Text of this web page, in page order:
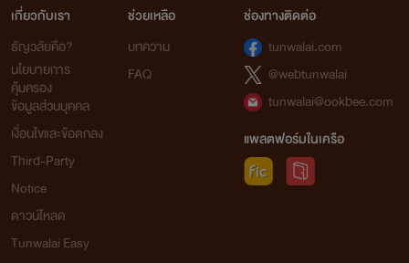
นิยายทุกเรื่องที่อยู่ในโปรเจกต์หอหมื่นอักษรเราเป็นนิยายที่เก๋อเก๋อพยายามพิถีพิถันคัดเลือก
ให้นายท่านได้รับความเพลิดเพลินอย่างถึงที่สุด
เก๋อเก๋อหวังเป็นอย่างยิ่งว่านิยายของเราจะเติมเต็มความปรารถนาของนายท่านทุกๆ คนได้
อย่างพึงพอใจ และเชื่อมั่นว่านายท่านจะสนับสนุนนิยายของเราอย่างถูกลิขสิทธิ์ เพื่อเป็นกำลังใจใน
การคัดสรรนิยายเรื่องอื่นๆ ของเราต่อไปในอนาคต
สามารถเข้ามาแจ้งกับเราได้ในทุกช่องทางการติดต่อ
ด้วยเจ้าค่ะ
เกี่ยวกับเรา
ธัญวลัยคือ?
นโยบายการ
คุ้มครอง
ข้อมูลส่วนบุคคล
เงื่อนไขและข้อตกลง
Third-Party
Notice
ดาวน์โหลด
Tunwalai Easy
ช่วยเหลือ
บทความ
FAQ
ช่องทางติดต่อ
tunwalai.com
@webtunwalai
tunwalai@ookbee.com
แพลตฟอร์มในเครือ